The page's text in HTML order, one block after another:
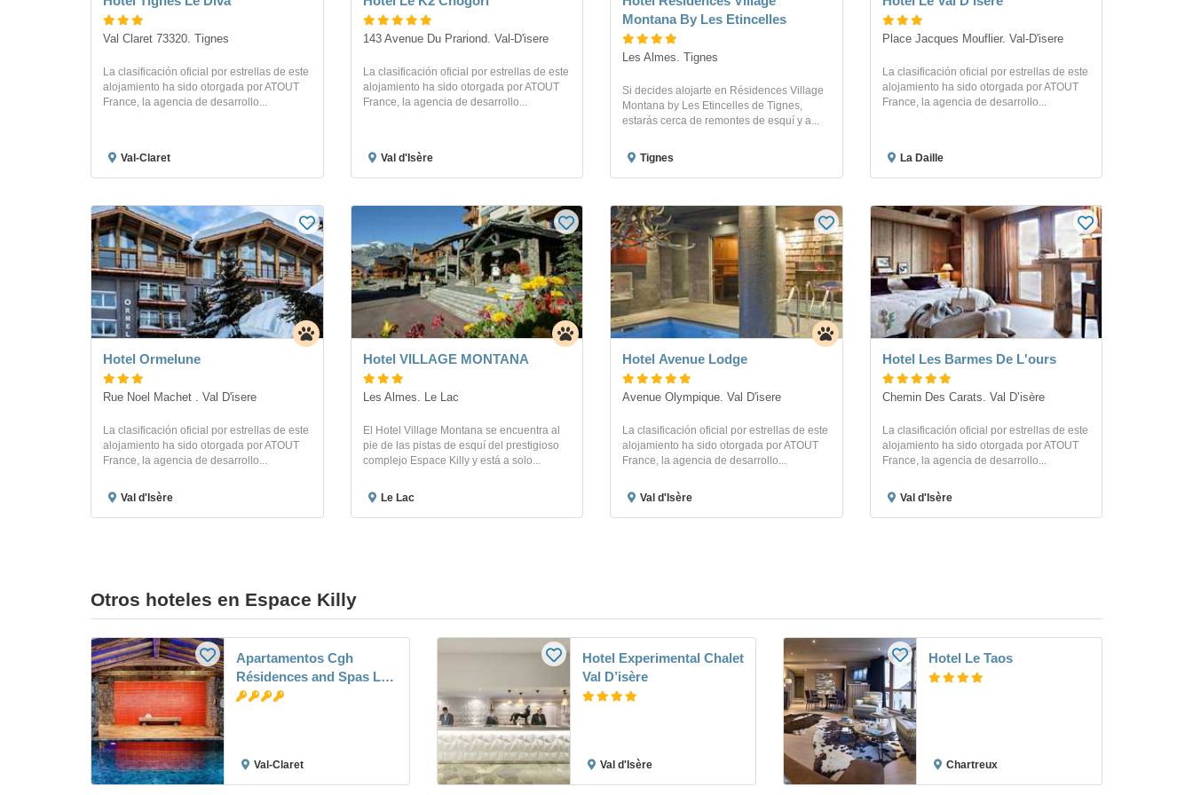
Val Claret 73320. Tignes
La clasificación oficial por estrellas de este
alojamiento ha sido otorgada por ATOUT
France, la agencia de desarrollo...
Val-Claret
143 Avenue Du Prariond. Val-D'isere
La clasificación oficial por estrellas de este
alojamiento ha sido otorgada por ATOUT
France, la agencia de desarrollo...
Val d'Isère
Montana By Les Etincelles
Les Almes. Tignes
Si decides alojarte en Résidences Village
Montana by Les Etincelles de Tignes,
estarás cerca de remontes de esquí y a...
Tignes
Place Jacques Mouflier. Val-D'isere
La clasificación oficial por estrellas de este
alojamiento ha sido otorgada por ATOUT
France, la agencia de desarrollo...
La Daille
Hotel Ormelune
Rue Noel Machet . Val D'isere
La clasificación oficial por estrellas de este
alojamiento ha sido otorgada por ATOUT
France, la agencia de desarrollo...
Val d'Isère
Hotel VILLAGE MONTANA
Les Almes. Le Lac
El Hotel Village Montana se encuentra al
pie de las pistas de esquí del prestigioso
complejo Espace Killy y está a solo...
Le Lac
Hotel Avenue Lodge
Avenue Olympique. Val D'isere
La clasificación oficial por estrellas de este
alojamiento ha sido otorgada por ATOUT
France, la agencia de desarrollo...
Val d'Isère
Hotel Les Barmes De L'ours
Chemin Des Carats. Val Dʼisère
La clasificación oficial por estrellas de este
alojamiento ha sido otorgada por ATOUT
France, la agencia de desarrollo...
Val d'Isère
Otros hoteles en Espace Killy
Apartamentos Cgh
Résidences and Spas Le
Nevada
Val-Claret
Hotel Experimental Chalet
Val D’isère
Val d'Isère
Hotel Le Taos
Chartreux